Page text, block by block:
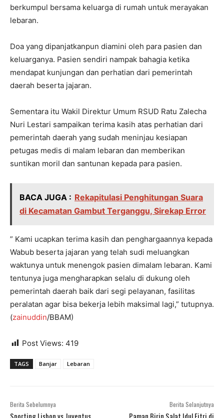
berkumpul bersama keluarga di rumah untuk merayakan
lebaran.
Doa yang dipanjatkanpun diamini oleh para pasien dan
keluarganya. Pasien sendiri nampak bahagia ketika
mendapat kunjungan dan perhatian dari pemerintah
daerah beserta jajaran.
Sementara itu Wakil Direktur Umum RSUD Ratu Zalecha
Nuri Lestari sampaikan terima kasih atas perhatian dari
pemerintah daerah yang sudah meninjau kesiapan
petugas medis di malam lebaran dan memberikan
suntikan moril dan santunan kepada para pasien.
BACA JUGA : Rekapitulasi Penghitungan Suara
di Kecamatan Gambut Terganggu, Sirekap Error
” Kami ucapkan terima kasih dan penghargaannya kepada
Wabub beserta jajaran yang telah sudi meluangkan
waktunya untuk menengok pasien dimalam lebaran. Kami
tentunya juga mengharapkan selalu di dukung oleh
pemerintah daerah baik dari segi pelayanan, fasilitas
peralatan agar bisa bekerja lebih maksimal lagi,” tutupnya.
(zainuddin/BBAM)
Post Views: 419
TAGS Banjar Lebaran
Berita Sebelumnya Berita Selanjutnya